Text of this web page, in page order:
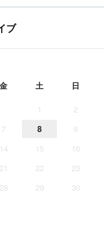
ブ
金 土 日
1
2
7 8
9
14 15
16
21 22
23
28 29
30